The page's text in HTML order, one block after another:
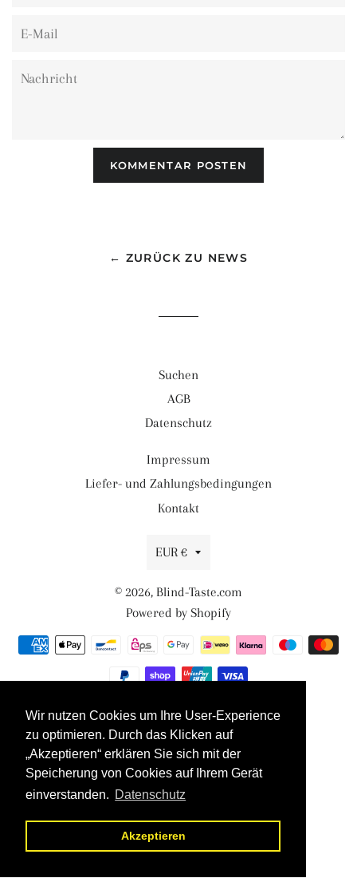
Wir nutzen Cookies um Ihre User-Experience
zu optimieren. Durch das Klicken auf
„Akzeptieren“ erklären Sie sich mit der
Speicherung von Cookies auf Ihrem Gerät
einverstanden. Datenschutz
Akzeptieren
← ZURÜCK ZU NEWS
Suchen
AGB
Datenschutz
Impressum
Liefer- und Zahlungsbedingungen
Kontakt
Währung
EUR €
© 2026, Blind-Taste.com
Powered by Shopify
Zahlungsmethoden